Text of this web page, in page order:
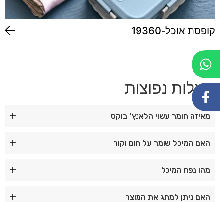
קופסת אוכל-19360
שאלות נפוצות
מאיזה חומר עשוי הלאנץ' בוקס
יעיל.
האם המיכל שומר על חום וקור
זמן.
מהו נפח המיכל
האם ניתן למתג את המוצר